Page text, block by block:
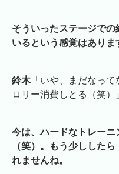
そういったステージで
いるという感覚はありま
鈴木「いや、まだなって
ロリー消費しとる（笑）
今は、ハードなトレー
（笑）。もう少しした
れませんね。